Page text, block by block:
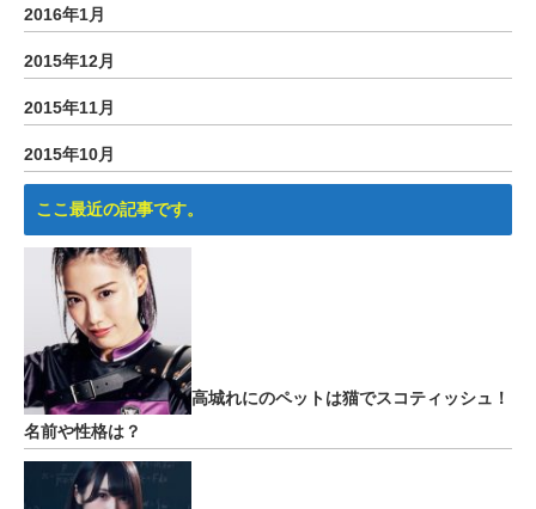
2016年1月
2015年12月
2015年11月
2015年10月
ここ最近の記事です。
高城れにのペットは猫でスコティッシュ！
名前や性格は？